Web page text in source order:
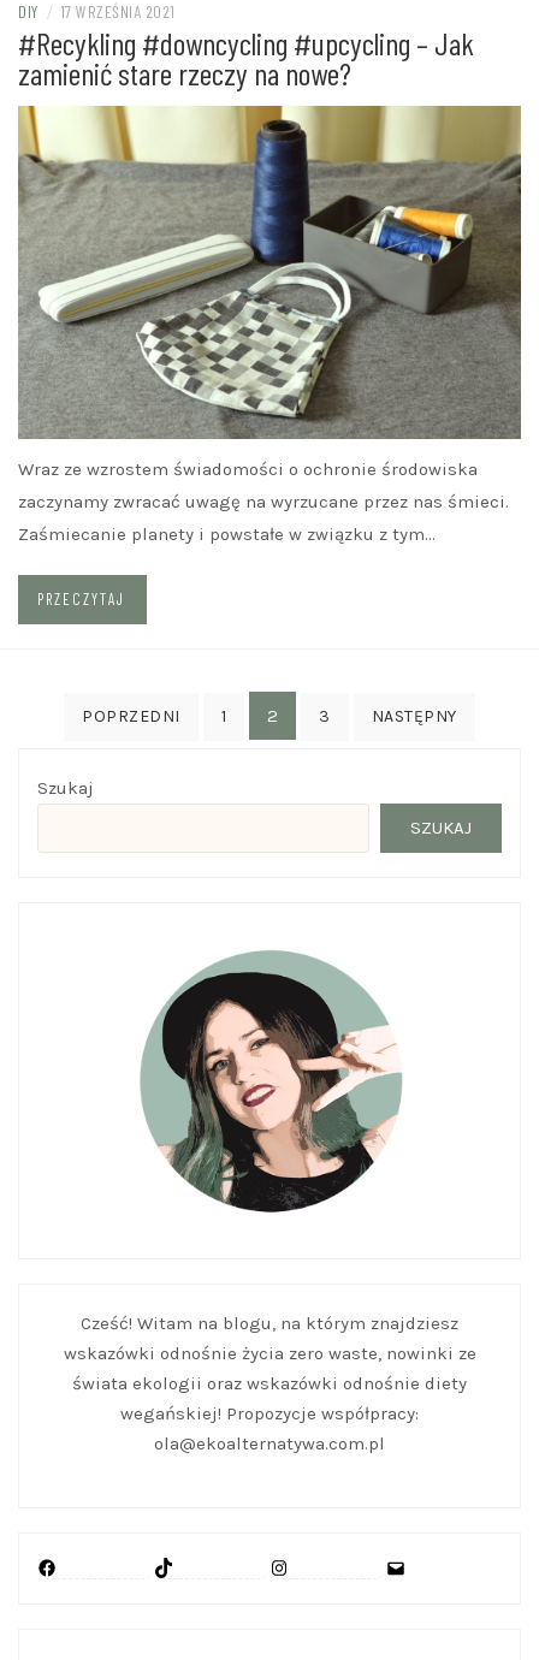
DIY / 17 WRZEŚNIA 2021
#Recykling #downcycling #upcycling – Jak
zamienić stare rzeczy na nowe?
Wraz ze wzrostem świadomości o ochronie środowiska
zaczynamy zwracać uwagę na wyrzucane przez nas śmieci.
Zaśmiecanie planety i powstałe w związku z tym…
PRZECZYTAJ
Nawigacja
wpisach
POPRZEDNI 1 2 3 NASTĘPNY
Szukaj
SZUKAJ
Cześć! Witam na blogu, na którym znajdziesz
wskazówki odnośnie życia zero waste, nowinki ze
świata ekologii oraz wskazówki odnośnie diety
wegańskiej! Propozycje współpracy:
ola@ekoalternatywa.com.pl
Facebook
TikTok
Instagram
Mail